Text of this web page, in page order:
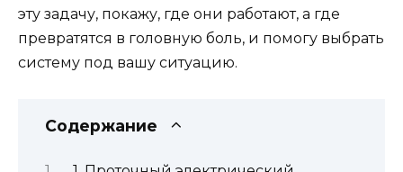
эту задачу, покажу, где они работают, а где
превратятся в головную боль, и помогу выбрать
систему под вашу ситуацию.
Содержание